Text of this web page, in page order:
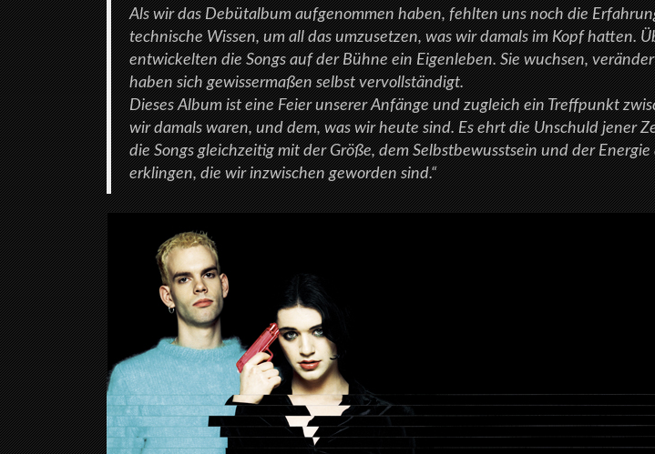
Als wir das Debütalbum aufgenommen haben, fehlten uns noch die
technische Wissen, um all das umzusetzen, was wir damals im Kopf hatten.
entwickelten die Songs auf der Bühne ein Eigenleben. Sie wuchsen,
haben sich gewissermaßen selbst vervollständigt.
Dieses Album ist eine Feier unserer Anfänge und zugleich ein Treffpunkt
wir damals waren, und dem, was wir heute sind. Es ehrt die Unschuld jener
die Songs gleichzeitig mit der Größe, dem Selbstbewusstsein und der
erklingen, die wir inzwischen geworden sind.“